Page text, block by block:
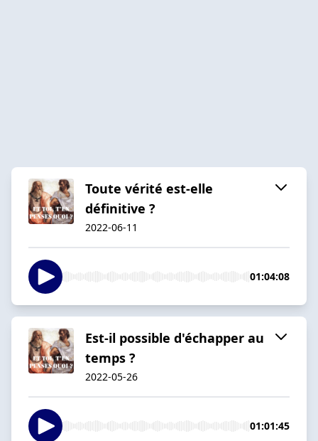
Toute vérité est-elle
définitive ?
2022-06-11
01:04:08
Est-il possible d'échapper au
temps ?
2022-05-26
01:01:45